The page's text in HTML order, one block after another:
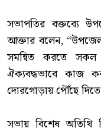
‎সভাপতির বক্তব্যে
আক্তার বলেন,
সমন্বিত করতে সকল
ঐক্যবদ্ধভাবে কাজ
দোরগোড়ায় পৌঁছে
‎সভায় বিশেষ অতিথি